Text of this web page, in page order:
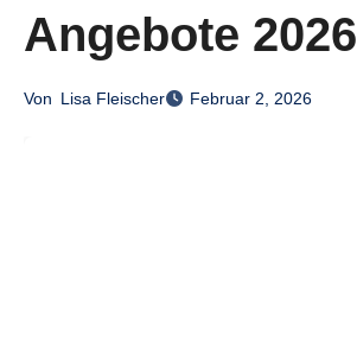
Angebote 2026
Von Lisa Fleischer Februar 2, 2026